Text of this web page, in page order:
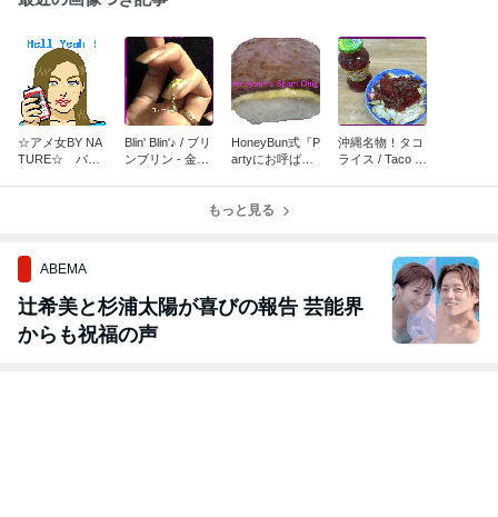
☆アメ女BY NA
TURE☆ バッ
Blin' Blin'♪ / ブリ
ンブリン - 金属
HoneyBun式『P
artyにお呼ばれ
にぎり
沖縄名物！タコ
ライス / Taco Ri
もっと見る
ABEMA
辻希美と杉浦太陽が喜びの報告 芸能界
からも祝福の声